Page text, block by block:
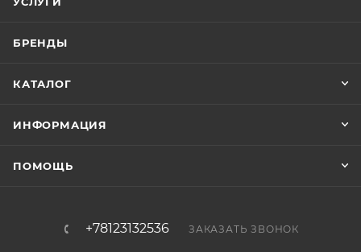
БРЕНДЫ
КАТАЛОГ
ИНФОРМАЦИЯ
ПОМОЩЬ
+78123132536 ЗАКАЗАТЬ ЗВОНОК